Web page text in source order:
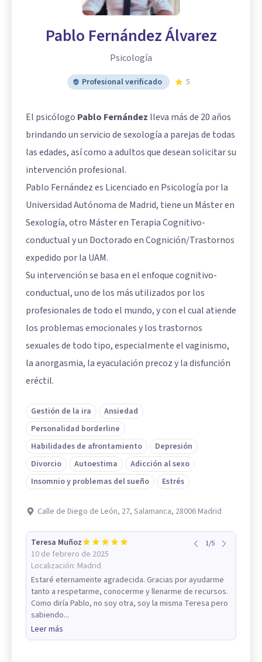
Pablo Fernández Álvarez
Psicología
Profesional verificado 5
El psicólogo Pablo Fernández lleva más de 20 años
brindando un servicio de sexología a parejas de todas
las edades, así como a adultos que desean solicitar su
intervención profesional.
Pablo Fernández es Licenciado en Psicología por la
Universidad Autónoma de Madrid, tiene un Máster en
Sexología, otro Máster en Terapia Cognitivo-
conductual y un Doctorado en Cognición/Trastornos
expedido por la UAM.
Su intervención se basa en el enfoque cognitivo-
conductual, uno de los más utilizados por los
profesionales de todo el mundo, y con el cual atiende
los problemas emocionales y los trastornos
sexuales de todo tipo, especialmente el vaginismo,
la anorgasmia, la eyaculación precoz y la disfunción
eréctil.
Gestión de la ira
Ansiedad
Personalidad borderline
Habilidades de afrontamiento
Depresión
Divorcio
Autoestima
Adicción al sexo
Insomnio y problemas del sueño
Estrés
Calle de Diego de León, 27, Salamanca, 28006 Madrid
Teresa Muñoz
10 de febrero de 2025
Localización: Madrid
1/5
Estaré eternamente agradecida. Gracias por ayudarme
tanto a respetarme, conocerme y llenarme de recursos.
Como diría Pablo, no soy otra, soy la misma Teresa pero
sabiendo...
Leer más